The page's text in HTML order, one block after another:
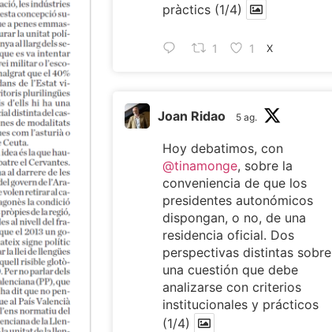
pràctics (1/4)
1 1 X
Joan Ridao 5 ag.
Hoy debatimos, con
@tinamonge, sobre la
conveniencia de que los
presidentes autonómicos
dispongan, o no, de una
residencia oficial. Dos
perspectivas distintas sobre
una cuestión que debe
analizarse con criterios
institucionales y prácticos
(1/4)